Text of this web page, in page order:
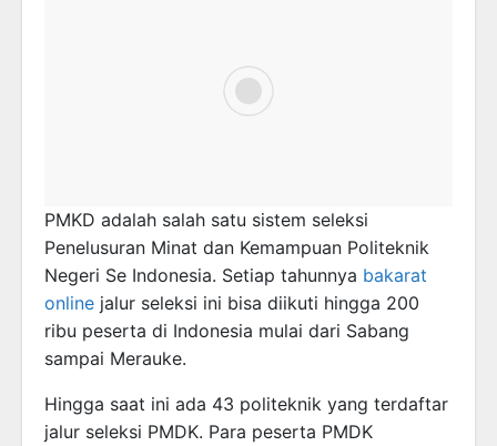
PMKD adalah salah satu sistem seleksi
Penelusuran Minat dan Kemampuan Politeknik
Negeri Se Indonesia. Setiap tahunnya bakarat
online jalur seleksi ini bisa diikuti hingga 200
ribu peserta di Indonesia mulai dari Sabang
sampai Merauke.
Hingga saat ini ada 43 politeknik yang terdaftar
jalur seleksi PMDK. Para peserta PMDK